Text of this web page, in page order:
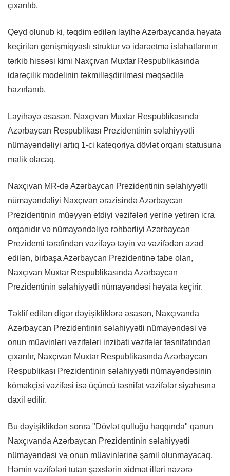
çıxarılıb.
Qeyd olunub ki, təqdim edilən layihə Azərbaycanda həyata
keçirilən genişmiqyaslı struktur və idarəetmə islahatlarının
tərkib hissəsi kimi Naxçıvan Muxtar Respublikasında
idarəçilik modelinin təkmilləşdirilməsi məqsədilə
hazırlanıb.
Layihəyə əsasən, Naxçıvan Muxtar Respublikasında
Azərbaycan Respublikası Prezidentinin səlahiyyətli
nümayəndəliyi artıq 1-ci kateqoriya dövlət orqanı statusuna
malik olacaq.
Naxçıvan MR-də Azərbaycan Prezidentinin səlahiyyətli
nümayəndəliyi Naxçıvan ərazisində Azərbaycan
Prezidentinin müəyyən etdiyi vəzifələri yerinə yetirən icra
orqanıdır və nümayəndəliyə rəhbərliyi Azərbaycan
Prezidenti tərəfindən vəzifəyə təyin və vəzifədən azad
edilən, birbaşa Azərbaycan Prezidentinə tabe olan,
Naxçıvan Muxtar Respublikasında Azərbaycan
Prezidentinin səlahiyyətli nümayəndəsi həyata keçirir.
Təklif edilən digər dəyişikliklərə əsasən, Naxçıvanda
Azərbaycan Prezidentinin səlahiyyətli nümayəndəsi və
onun müavinləri vəzifələri inzibati vəzifələr təsnifatından
çıxarılır, Naxçıvan Muxtar Respublikasında Azərbaycan
Respublikası Prezidentinin səlahiyyətli nümayəndəsinin
köməkçisi vəzifəsi isə üçüncü təsnifat vəzifələr siyahısına
daxil edilir.
Bu dəyişiklikdən sonra "Dövlət qulluğu haqqında" qanun
Naxçıvanda Azərbaycan Prezidentinin səlahiyyətli
nümayəndəsi və onun müavinlərinə şamil olunmayacaq.
Həmin vəzifələri tutan şəxslərin xidmət illəri nəzərə